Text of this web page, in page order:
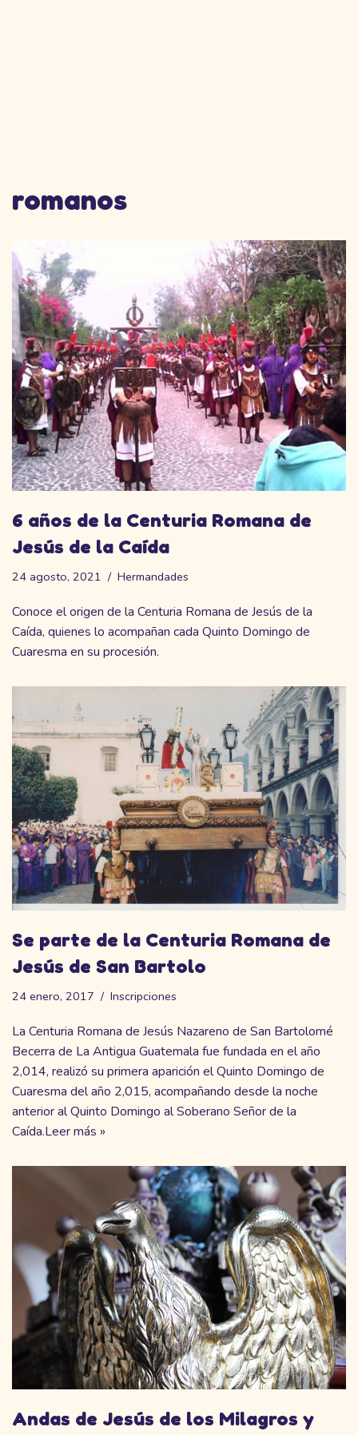
romanos
6 años de la Centuria Romana de
Jesús de la Caída
24 agosto, 2021 Hermandades
Conoce el origen de la Centuria Romana de Jesús de la
Caída, quienes lo acompañan cada Quinto Domingo de
Cuaresma en su procesión.
Se parte de la Centuria Romana de
Jesús de San Bartolo
24 enero, 2017 Inscripciones
La Centuria Romana de Jesús Nazareno de San Bartolomé
Becerra de La Antigua Guatemala fue fundada en el año
2,014, realizó su primera aparición el Quinto Domingo de
Cuaresma del año 2,015, acompañando desde la noche
anterior al Quinto Domingo al Soberano Señor de la
Caída.Leer más »
Andas de Jesús de los Milagros y